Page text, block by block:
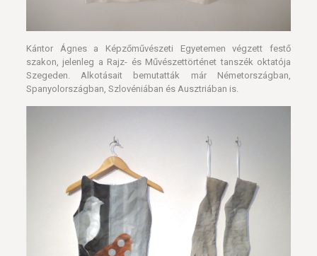
Kántor Ágnes a Képzőművészeti Egyetemen végzett festő
szakon, jelenleg a Rajz- és Művészettörténet tanszék oktatója
Szegeden. Alkotásait bemutatták már Németországban,
Spanyolországban, Szlovéniában és Ausztriában is.